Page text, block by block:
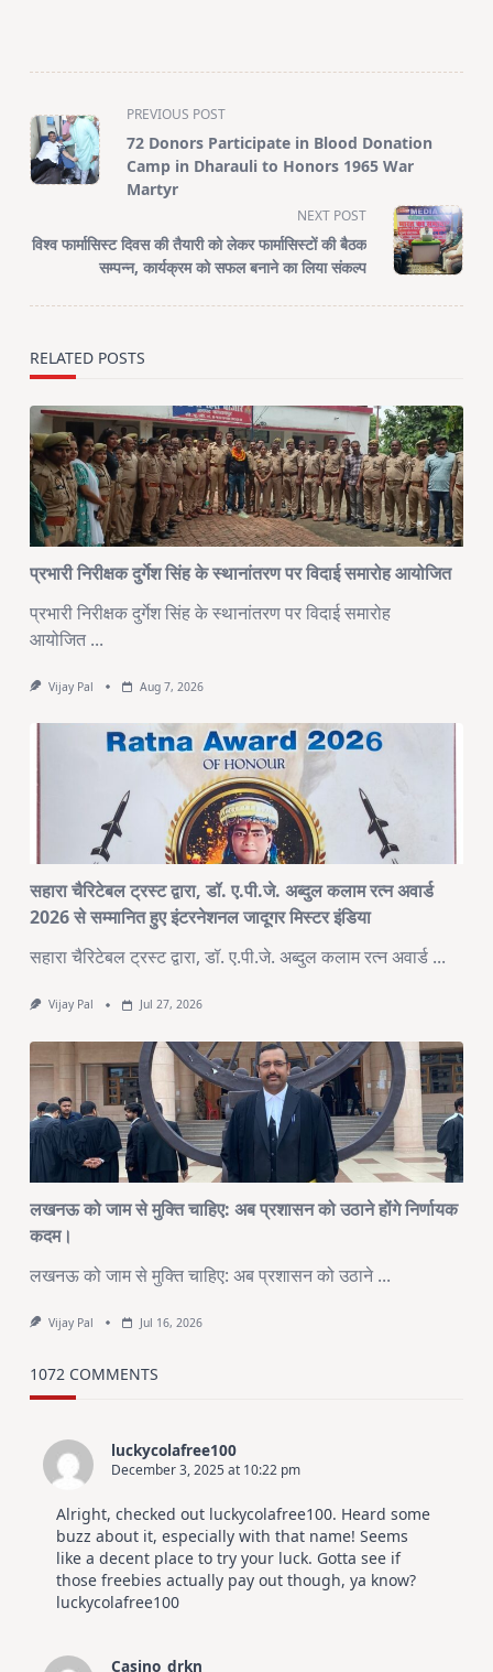
<span
class="nav-
subtitle
screen-
text">Page</span>
PREVIOUS POST
72 Donors Participate in Blood Donation
Camp in Dharauli to Honors 1965 War
Martyr
NEXT POST
विश्व फार्मासिस्ट दिवस की तैयारी को लेकर फार्मासिस्टों की बैठक
सम्पन्न, कार्यक्रम को सफल बनाने का लिया संकल्प
RELATED POSTS
प्रभारी निरीक्षक दुर्गेश सिंह के स्थानांतरण पर विदाई समारोह आयोजित
प्रभारी निरीक्षक दुर्गेश सिंह के स्थानांतरण पर विदाई समारोह
आयोजित ...
Vijay Pal Aug 7, 2026
सहारा चैरिटेबल ट्रस्ट द्वारा, डॉ. ए.पी.जे. अब्दुल कलाम रत्न अवार्ड
2026 से सम्मानित हुए इंटरनेशनल जादूगर मिस्टर इंडिया
सहारा चैरिटेबल ट्रस्ट द्वारा, डॉ. ए.पी.जे. अब्दुल कलाम रत्न अवार्ड ...
Vijay Pal Jul 27, 2026
लखनऊ को जाम से मुक्ति चाहिए: अब प्रशासन को उठाने होंगे निर्णायक
कदम।
लखनऊ को जाम से मुक्ति चाहिए: अब प्रशासन को उठाने ...
Vijay Pal Jul 16, 2026
1072 COMMENTS
luckycolafree100
December 3, 2025 at 10:22 pm
Alright, checked out luckycolafree100. Heard some
buzz about it, especially with that name! Seems
like a decent place to try your luck. Gotta see if
those freebies actually pay out though, ya know?
luckycolafree100
Casino_drkn